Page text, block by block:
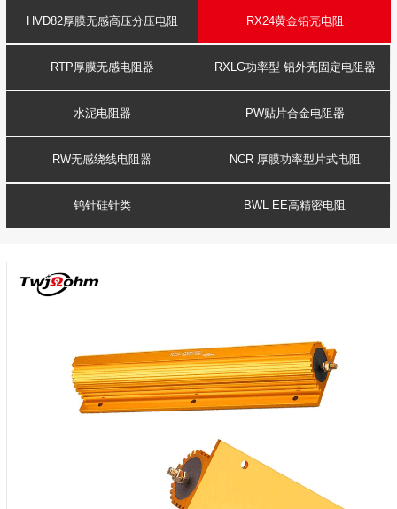
HVD82厚膜无感高压分压电阻 RX24黄金铝壳电阻
RTP厚膜无感电阻器 RXLG功率型 铝外壳固定电阻器
水泥电阻器 PW贴片合金电阻器
RW无感绕线电阻器 NCR 厚膜功率型片式电阻
钨针硅针类 BWL EE高精密电阻